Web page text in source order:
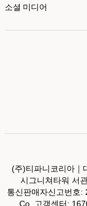
소셜 미디어
(주)티파니코리아｜
시그니쳐타워 서
통신판매자신고번호
Co. 고객센터: